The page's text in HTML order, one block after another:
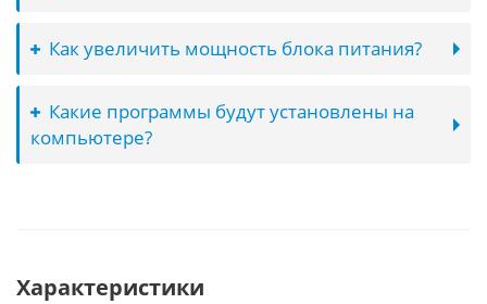
Как увеличить мощность блока питания?
Какие программы будут установлены на
компьютере?
Характеристики